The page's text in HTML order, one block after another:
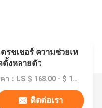
รชเชอร์ ความช่วยเห
ตั้งหลายตัว
ราคา：US $ 168.00 - $ 156.00/ pcs
ติดต่อเรา